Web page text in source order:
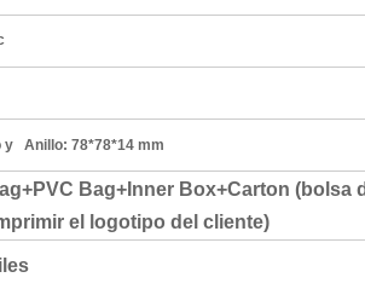
y Anillo: 78*78*14 mm
Bag+Inner Box+Carton (bolsa
el logotipo del cliente)